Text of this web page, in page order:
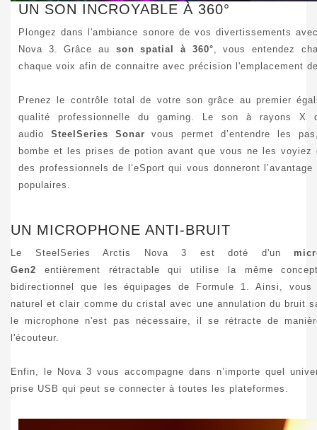
UN SON INCROYABLE À 360°
Plongez dans l'ambiance sonore de vos divertissements
Nova 3. Grâce au son spatial à 360° , vous entendez
chaque voix afin de connaitre avec précision l'emplacement
Prenez le contrôle total de votre son grâce au premier
qualité professionnelle du gaming. Le son à rayons X
audio SteelSeries Sonar vous permet d’entendre les
bombe et les prises de potion avant que vous ne les voyiez
des professionnels de l‘eSport qui vous donneront
populaires.
UN MICROPHONE ANTI-BRUIT
Le SteelSeries Arctis Nova 3 est doté d'un
Gen2 entièrement rétractable qui utilise la même
bidirectionnel que les équipages de Formule 1. Ainsi, vous
naturel et clair comme du cristal avec une annulation du bruit
le microphone n'est pas nécessaire, il se rétracte de
l'écouteur.
Enfin, le Nova 3 vous accompagne dans n’importe quel
prise USB qui peut se connecter à toutes les plateformes.